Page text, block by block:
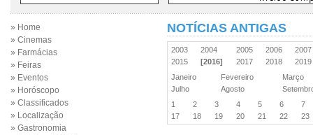
» Home
» Cinemas
» Farmácias
» Feiras
» Eventos
» Horóscopo
» Classificados
» Localização
» Gastronomia
NOTÍCIAS ANTIGAS
2003 2004 2005 2006
2015
[2016] 2017 2018
Janeiro
Fevereiro
Março
Julho
Agosto
1
2 3 4 5 6
7
17
18 19 20 21 22 23